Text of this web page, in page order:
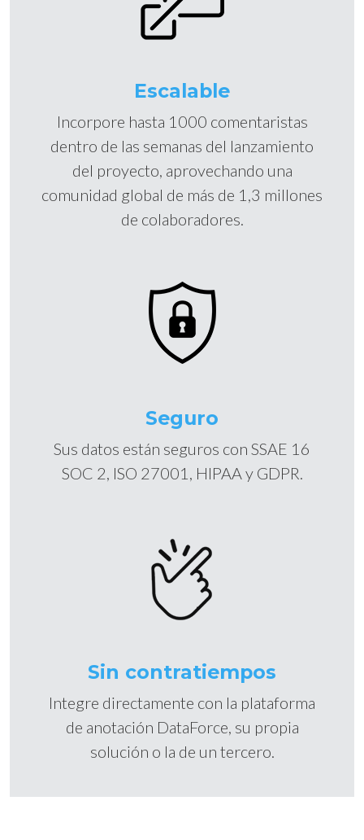
Escalable
Incorpore hasta 1000 comentaristas
dentro de las semanas del lanzamiento
del proyecto, aprovechando una
comunidad global de más de 1,3 millones
de colaboradores.
Seguro
Sus datos están seguros con SSAE 16
SOC 2, ISO 27001, HIPAA y GDPR.
Sin contratiempos
Integre directamente con la plataforma
de anotación DataForce, su propia
solución o la de un tercero.